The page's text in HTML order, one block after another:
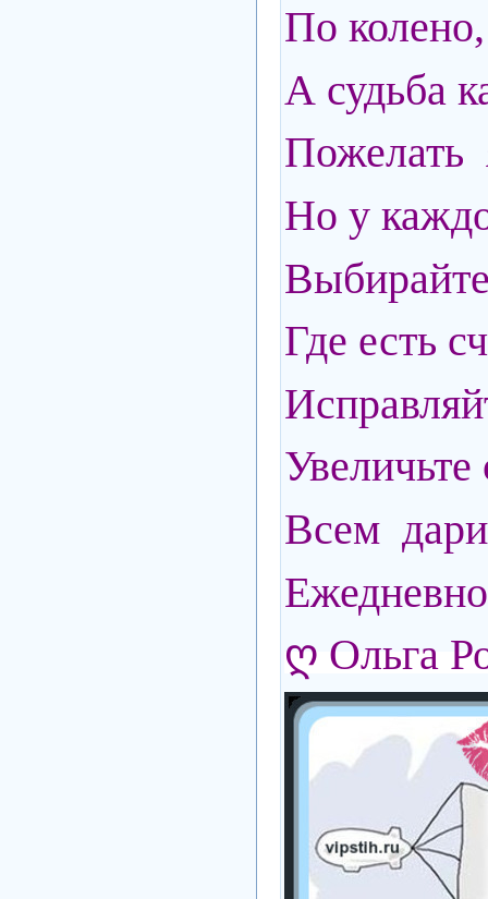
По
А судьба
Пожелать
Но у
Где есть
Всем
ღ Ольга